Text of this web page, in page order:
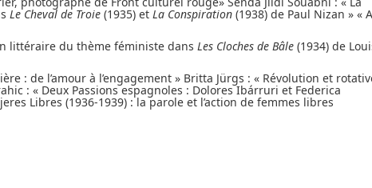
Le Cheval de Troie (1935) et La Conspiration (1938) de Paul Nizan » « A
littéraire du thème féministe dans Les Cloches de Bâle (1934) de
: de l’amour à l’engagement » Britta Jürgs : « Révolution et
: « Deux Passions espagnoles : Dolores Ibárruri et Federica
Libres (1936-1939) : la parole et l’action de femmes libres